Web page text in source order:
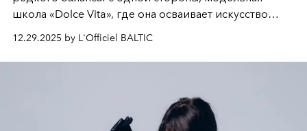
школа «Dolce Vita», где она осваивает искусство
балетная студия при хореографическом училище,
куда она приходит с четырехлетним стажем
12.29.2025 by L'Officiel BALTIC